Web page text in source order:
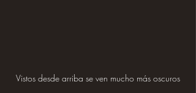
Vistos desde arriba se ven mucho más oscuros